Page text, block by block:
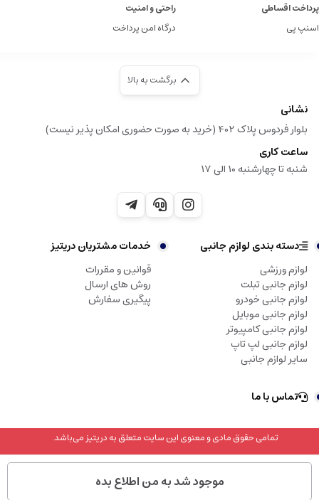
موجود شد به من اطلاع بده
پرداخت اقساطی
اسنپ پی
راحتی و امنیت
درگاه امن پرداخت
برگشت به بالا
نشانی
بلوار فردوس پلاک 402 (خرید به صورت حضوری امکان پذیر نیست)
ساعت کاری
شنبه تا چهارشنبه 10 الی 17
دسته بندی لوازم جانبی
لوازم ورزشی
لوازم جانبی تبلت
لوازم جانبی خودرو
لوازم جانبی موبایل
لوازم جانبی کامپیوتر
لوازم جانبی لپ تاپ
سایر لوازم جانبی
خدمات مشتریان دریتیز
قوانین و مقررات
روش های ارسال
پیگیری سفارش
تماس با ما
تمامی حقوق مادی و معنوی این سایت متعلق به دریتیز می‌باشد.